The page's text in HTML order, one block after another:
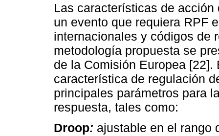
Las características de
un evento que requiera RPF
internacionales y códigos de
metodología propuesta se
de la Comisión Europea
característica de regulación
principales parámetros para
respuesta, tales como:
Droop: ajustable en el rango